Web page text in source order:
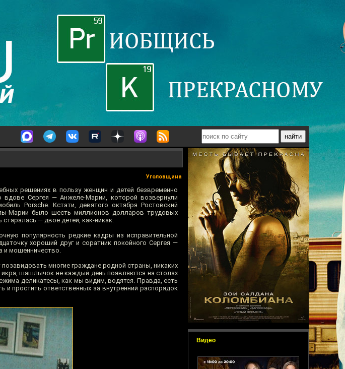
Видео
Уголовщина
решениях в пользу женщин и детей безвременно
вдове Сергея — Анжеле-Марии, которой возвернули
Porsсhe. Кстати, девятого октября Ростовский
Марии было шесть миллионов долларов трудовых
старалась — двое детей, как-никак.
популярность редкие кадры из исправительной
хороший друг и соратник покойного Сергея —
и мошенничество.
многие граждане родной страны, никаких
шашлычок не каждый день появляются на столах
деликатесы, как мы видим, водятся. Правда, есть
и простить ответственных за внутренний распорядок